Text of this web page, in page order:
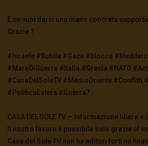
E se vuoi darci una mano concreta
Grazie ?
#Israele #flotilla #Gaza #blocco
#MareDiGuerra #Italia #Grecia #NATO
#CasaDelSoleTV #MedioOriente #Conflitti
#PoliticaEstera #Guerra?
CASA DEL SOLE TV — Informazione libera e
Il nostro lavoro è possibile solo grazie al
Casa del Sole TV non ha editori forti né